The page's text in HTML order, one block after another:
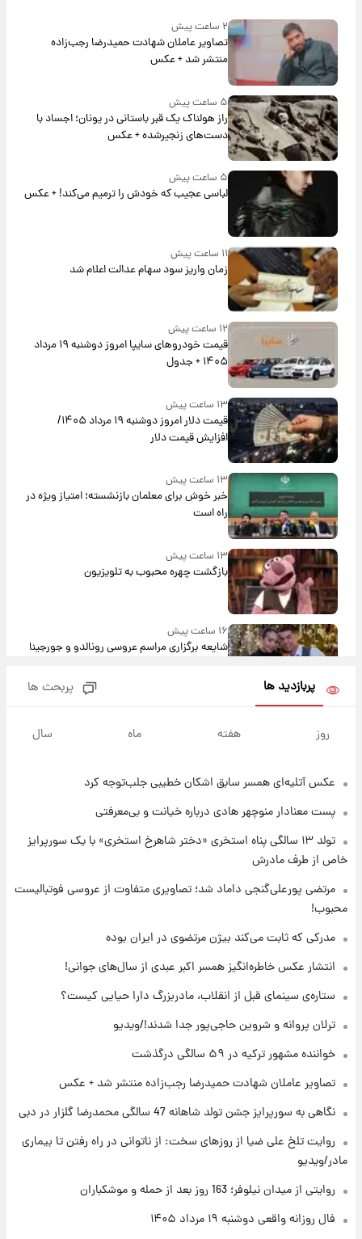
۲ ساعت پیش
تصاویر عاملان شهادت حمیدرضا رجب‌زاده
منتشر شد + عکس
۵ ساعت پیش
راز هولناک یک قبر باستانی در یونان؛ اجساد با
دست‌های زنجیرشده + عکس
لباسی عجیب که خودش را ترمیم می‌کند! + عکس
۱۱ ساعت پیش
زمان واریز سود سهام عدالت اعلام شد
۱۲ ساعت پیش
قیمت خودروهای سایپا امروز دوشنبه ۱۹ مرداد
۱۴۰۵ + جدول
۱۳ ساعت پیش
قیمت دلار امروز دوشنبه ۱۹ مرداد ۱۴۰۵/
افزایش قیمت دلار
۱۳ ساعت پیش
خبر خوش برای معلمان بازنشسته؛ امتیاز ویژه در
راه است
۱۳ ساعت پیش
بازگشت چهره محبوب به تلویزیون
۱۶ ساعت پیش
شایعه برگزاری مراسم عروسی رونالدو و جورجینا
۱ روز پیش
۲۲ ساعت پیش
فال روزانه واقعی دوشنبه ۱۹ مرداد ۱۴۰۵
۱ روز پیش
شد
پربازدید ها پربحث ها
روز هفته ماه سال
عکس‌ آتلیه‌ای همسر سابق اشکان خطیبی جلب‌توجه کرد
پست معنادار منوچهر هادی درباره خیانت و بی‌معرفتی
تولد ۱۳ سالگی پناه استخری «دختر شاهرخ استخری» با یک سورپرایز
خاص از طرف مادرش
مرتضی پورعلی‌گنجی داماد شد؛ تصاویری متفاوت از عروسی فوتبالیست
محبوب!
مدرکی که ثابت می‌کند بیژن مرتضوی در ایران بوده
انتشار عکس خاطره‌انگیز همسر اکبر عبدی از سال‌های جوانی!
ستاره‌ی سینمای قبل از انقلاب، مادربزرگ دارا حیایی کیست؟
ترلان پروانه و شروین حاجی‌پور جدا شدند!/ویدیو
خواننده مشهور ترکیه در ۵۹ سالگی درگذشت
تصاویر عاملان شهادت حمیدرضا رجب‌زاده منتشر شد + عکس
نگاهی به سورپرایز جشن تولد شاهانه 47 سالگی محمدرضا گلزار در دبی
روایت تلخ علی ضیا از روزهای سخت: از ناتوانی در راه رفتن تا بیماری
مادر/ویدیو
روایتی از میدان نیلوفر؛ 163 روز بعد از حمله و موشکباران
فال روزانه واقعی دوشنبه ۱۹ مرداد ۱۴۰۵